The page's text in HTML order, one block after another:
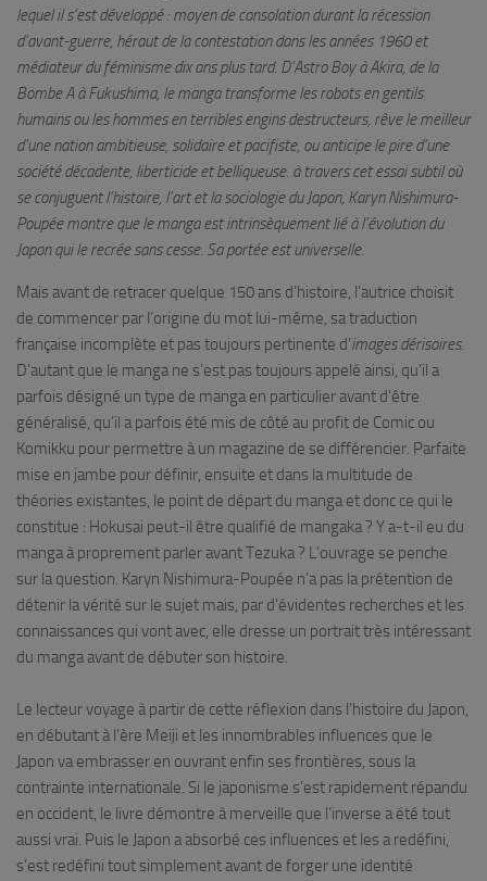
lequel il s’est développé : moyen de consolation durant la récession
d’avant-guerre, héraut de la contestation dans les années 1960 et
médiateur du féminisme dix ans plus tard. D’Astro Boy à Akira, de la
Bombe A à Fukushima, le manga transforme les robots en gentils
humains ou les hommes en terribles engins destructeurs, rêve le meilleur
d’une nation ambitieuse, solidaire et pacifiste, ou anticipe le pire d’une
société décadente, liberticide et belliqueuse. à travers cet essai subtil où
se conjuguent l’histoire, l’art et la sociologie du Japon, Karyn Nishimura-
Poupée montre que le manga est intrinsèquement lié à l’évolution du
Japon qui le recrée sans cesse. Sa portée est universelle.
Mais avant de retracer quelque 150 ans d’histoire, l’autrice choisit
de commencer par l’origine du mot lui-même, sa traduction
française incomplète et pas toujours pertinente d’images dérisoires.
D’autant que le manga ne s’est pas toujours appelé ainsi, qu’il a
parfois désigné un type de manga en particulier avant d’être
généralisé, qu’il a parfois été mis de côté au profit de Comic ou
Komikku pour permettre à un magazine de se différencier. Parfaite
mise en jambe pour définir, ensuite et dans la multitude de
théories existantes, le point de départ du manga et donc ce qui le
constitue : Hokusai peut-il être qualifié de mangaka ? Y a-t-il eu du
manga à proprement parler avant Tezuka ? L’ouvrage se penche
sur la question. Karyn Nishimura-Poupée n’a pas la prétention de
détenir la vérité sur le sujet mais, par d’évidentes recherches et les
connaissances qui vont avec, elle dresse un portrait très intéressant
du manga avant de débuter son histoire.
Le lecteur voyage à partir de cette réflexion dans l’histoire du Japon,
en débutant à l’ère Meiji et les innombrables influences que le
Japon va embrasser en ouvrant enfin ses frontières, sous la
contrainte internationale. Si le japonisme s’est rapidement répandu
en occident, le livre démontre à merveille que l’inverse a été tout
aussi vrai. Puis le Japon a absorbé ces influences et les a redéfini,
s’est redéfini tout simplement avant de forger une identité